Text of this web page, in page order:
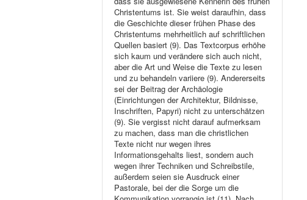
Christentums ist. Sie weist daraufhin, dass
die Geschichte dieser frühen Phase des
Christentums mehrheitlich auf schriftlichen
Quellen basiert (9). Das Textcorpus erhöhe
sich kaum und verändere sich auch nicht,
aber die Art und Weise die Texte zu lesen
und zu behandeln variiere (9). Andererseits
sei der Beitrag der Archäologie
(Einrichtungen der Architektur, Bildnisse,
Inschriften, Papyri) nicht zu unterschätzen
(9). Sie vergisst nicht darauf aufmerksam
zu machen, dass man die christlichen
Texte nicht nur wegen ihres
Informationsgehalts liest, sondern auch
wegen ihrer Techniken und Schreibstile,
außerdem seien sie Ausdruck einer
Pastorale, bei der die Sorge um die